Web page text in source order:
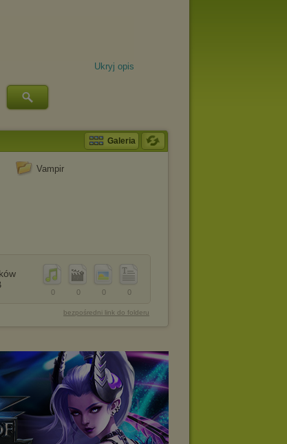
Ukryj opis
Galeria
Vampir
0
0
0
0
bezpośredni link do folderu